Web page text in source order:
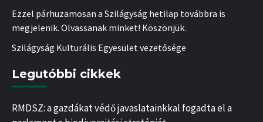
Ezzel párhuzamosan a Szilágyság hetilap továbbra is
megjelenik. Olvassanak minket! Köszönjük.
Szilágyság Kulturális Egyesület vezetősége
Legutóbbi cikkek
RMDSZ: a gazdákat védő javaslatainkkal fogadta el a